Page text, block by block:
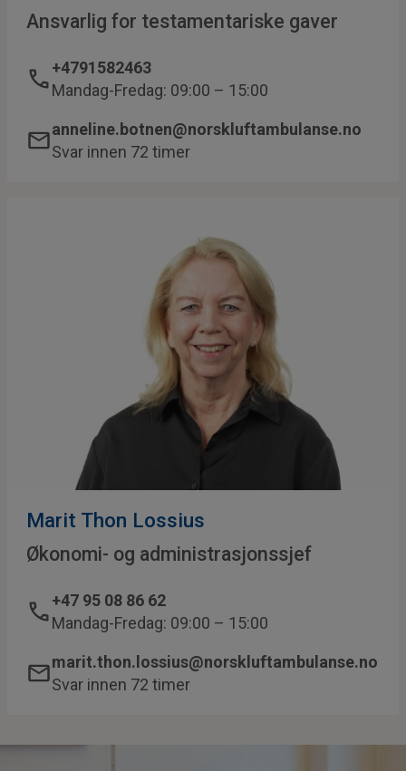
Ansvarlig for testamentariske gaver
+4791582463
Mandag-Fredag: 09:00 – 15:00
anneline.botnen@norskluftambulanse.no
Svar innen 72 timer
Marit Thon Lossius
Økonomi- og administrasjonssjef
+47 95 08 86 62
Mandag-Fredag: 09:00 – 15:00
marit.thon.lossius@norskluftambulanse.no
Svar innen 72 timer